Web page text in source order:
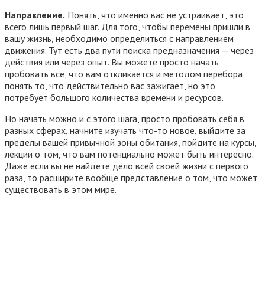
Направление. Понять, что именно вас не устраивает, это
всего лишь первый шаг. Для того, чтобы перемены пришли в
вашу жизнь, необходимо определиться с направлением
движения. Тут есть два пути поиска предназначения — через
действия или через опыт. Вы можете просто начать
пробовать все, что вам откликается и методом перебора
понять то, что действительно вас зажигает, но это
потребует большого количества времени и ресурсов.
Но начать можно и с этого шага, просто пробовать себя в
разных сферах, начните изучать что-то новое, выйдите за
пределы вашей привычной зоны обитания, пойдите на курсы,
лекции о том, что вам потенциально может быть интересно.
Даже если вы не найдете дело всей своей жизни с первого
раза, то расширите вообще представление о том, что может
существовать в этом мире.